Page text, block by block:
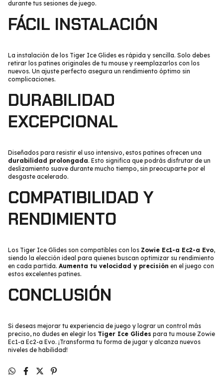
durante tus sesiones de juego.
FÁCIL INSTALACIÓN
La instalación de los Tiger Ice Glides es rápida y sencilla. Solo debes
retirar los patines originales de tu mouse y reemplazarlos con los
nuevos. Un ajuste perfecto asegura un rendimiento óptimo sin
complicaciones.
DURABILIDAD
EXCEPCIONAL
Diseñados para resistir el uso intensivo, estos patines ofrecen una
durabilidad prolongada. Esto significa que podrás disfrutar de un
deslizamiento suave durante mucho tiempo, sin preocuparte por el
desgaste acelerado.
COMPATIBILIDAD Y
RENDIMIENTO
Los Tiger Ice Glides son compatibles con los Zowie Ec1-a Ec2-a Evo,
siendo la elección ideal para quienes buscan optimizar su rendimiento
en cada partida. Aumenta tu velocidad y precisión en el juego con
estos excelentes patines.
CONCLUSIÓN
Si deseas mejorar tu experiencia de juego y lograr un control más
preciso, no dudes en elegir los Tiger Ice Glides para tu mouse Zowie
Ec1-a Ec2-a Evo. ¡Transforma tu forma de jugar y alcanza nuevos
niveles de habilidad!